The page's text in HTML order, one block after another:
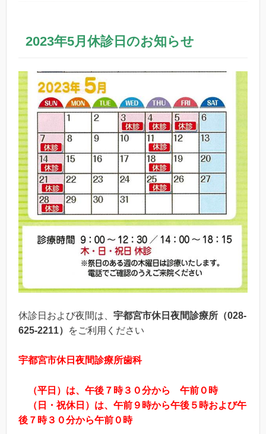
2023年5月休診日のお知らせ
休診日および夜間は、 宇都宮市休日夜間診療所（028-
625-2211）
をご利用ください
宇都宮市休日夜間診療所歯科
（平日）は、午後７時３０分から 午前０時
（日・祝休日）は、午前９時から午後５時および午
後７時３０分から午前０時